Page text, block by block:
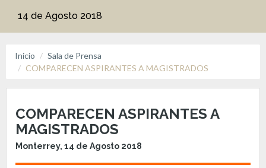
14 de Agosto 2018
Inicio
Sala de Prensa
COMPARECEN ASPIRANTES A MAGISTRADOS
COMPARECEN ASPIRANTES A
MAGISTRADOS
Monterrey, 14 de Agosto 2018